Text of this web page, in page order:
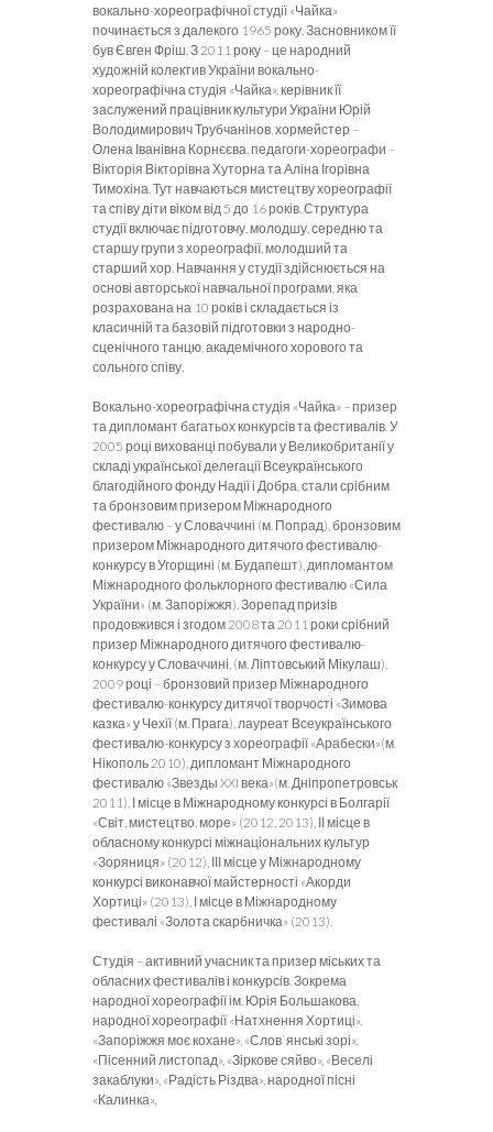
вокально-хореографічної студії «Чайка»
починається з далекого 1965 року. Засновником її
був Євген Фріш. З 2011 року – це народний
художній колектив України вокально-
хореографічна студія «Чайка», керівник її
заслужений працівник культури України Юрій
Володимирович Трубчанінов, хормейстер –
Олена Іванівна Корнєєва, педагоги-хореографи –
Вікторія Вікторівна Хуторна та Аліна Ігорівна
Тимохіна. Тут навчаються мистецтву хореографії
та співу діти віком від 5 до 16 років. Структура
студії включає підготовчу, молодшу, середню та
старшу групи з хореографії, молодший та
старший хор. Навчання у студії здійснюється на
основі авторської навчальної програми, яка
розрахована на 10 років і складається із
класичній та базовій підготовки з народно-
сценічного танцю, академічного хорового та
сольного співу.
Вокально-хореографічна студія «Чайка» – призер
та дипломант багатьох конкурсів та фестивалів. У
2005 році вихованці побували у Великобританії у
складі української делегації Всеукраїнського
благодійного фонду Надії і Добра, стали срібним
та бронзовим призером Міжнародного
фестивалю – у Словаччині (м. Попрад), бронзовим
призером Міжнародного дитячого фестивалю-
конкурсу в Угорщині (м. Будапешт), дипломантом
Міжнародного фольклорного фестивалю «Сила
України» (м. Запоріжжя). Зорепад призів
продовжився і згодом 2008 та 2011 роки срібний
призер Міжнародного дитячого фестивалю-
конкурсу у Словаччині, (м. Ліптовський Мікулаш),
2009 році – бронзовий призер Міжнародного
фестивалю-конкурсу дитячої творчості «Зимова
казка» у Чехії (м. Прага), лауреат Всеукраїнського
фестивалю-конкурсу з хореографії «Арабески»(м.
Нікополь 2010), дипломант Міжнародного
фестивалю «Звезды XXI века»(м. Дніпропетровськ
2011), І місце в Міжнародному конкурсі в Болгарії
«Світ, мистецтво, море» (2012, 2013), ІІ місце в
обласному конкурсі міжнаціональних культур
«Зоряниця» (2012), ІІІ місце у Міжнародному
конкурсі виконавчої майстерності «Акорди
Хортиці» (2013), І місце в Міжнародному
фестивалі «Золота скарбничка» (2013).
Студія – активний учасник та призер міських та
обласних фестивалів і конкурсів. Зокрема
народної хореографії ім. Юрія Большакова,
народної хореографії «Натхнення Хортиці»,
«Запоріжжя моє кохане», «Слов`янські зорі»,
«Пісенний листопад», «Зіркове сяйво», «Веселі
закаблуки», «Радість Різдва», народної пісні
«Калинка».